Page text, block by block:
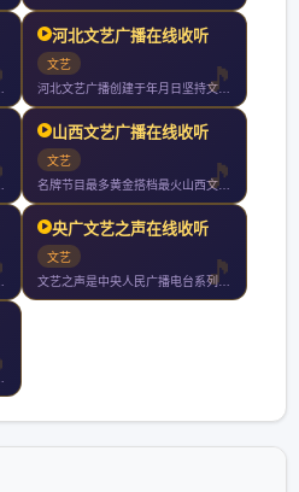
河北文艺广播在线收听
文艺
河北文艺广播创建于年月日坚持文艺视野开掘传统经典关注时尚流行
山西文艺广播在线收听
文艺
名牌节目最多黄金搭档最火山西文艺广播成立于年月日开播年山西文
央广文艺之声在线收听
文艺
文艺之声是中央人民广播电台系列频率之第九套节目年年中央人民广